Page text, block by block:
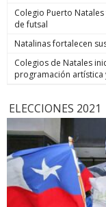
Colegio Puerto
de futsal
Natalinas fortalecen
Colegios de Natales
programación artística
ELECCIONES 2021